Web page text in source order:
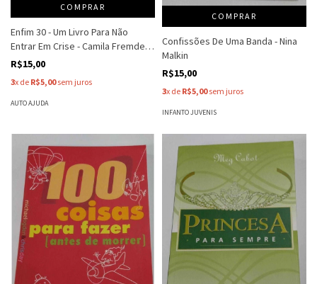
COMPRAR
Enfim 30 - Um Livro Para Não
Entrar Em Crise - Camila Fremder
E Jana Rosa
R$15,00
3x de R$5,00sem juros
AUTO AJUDA
COMPRAR
Confissões De Uma Banda - Nina
Malkin
R$15,00
3x de R$5,00sem juros
INFANTO JUVENIS